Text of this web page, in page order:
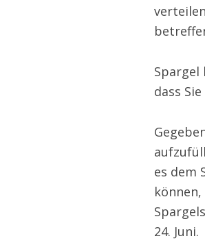
Spargel
dass
es dem
24. Juni.